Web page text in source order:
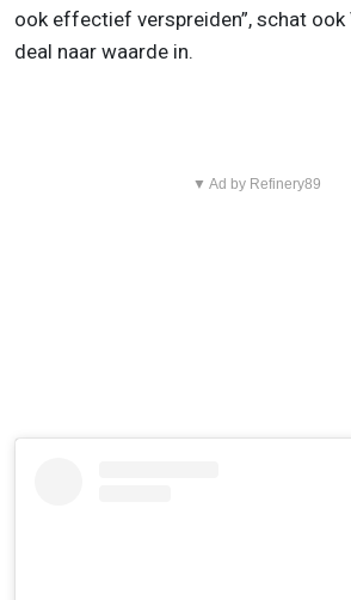
ook effectief verspreiden”, schat
deal naar waarde in.
▼ Ad by Refinery89